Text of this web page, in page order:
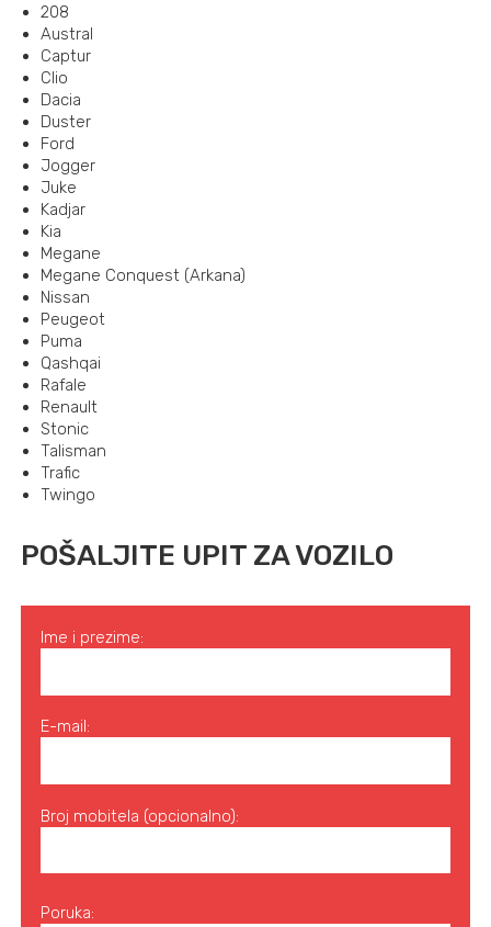
208
Austral
Captur
Clio
Dacia
Duster
Ford
Jogger
Juke
Kadjar
Kia
Megane
Megane Conquest (Arkana)
Nissan
Peugeot
Puma
Qashqai
Rafale
Renault
Stonic
Talisman
Trafic
Twingo
POŠALJITE UPIT ZA VOZILO
Ime i prezime:
E-mail:
Broj mobitela (opcionalno):
Poruka: